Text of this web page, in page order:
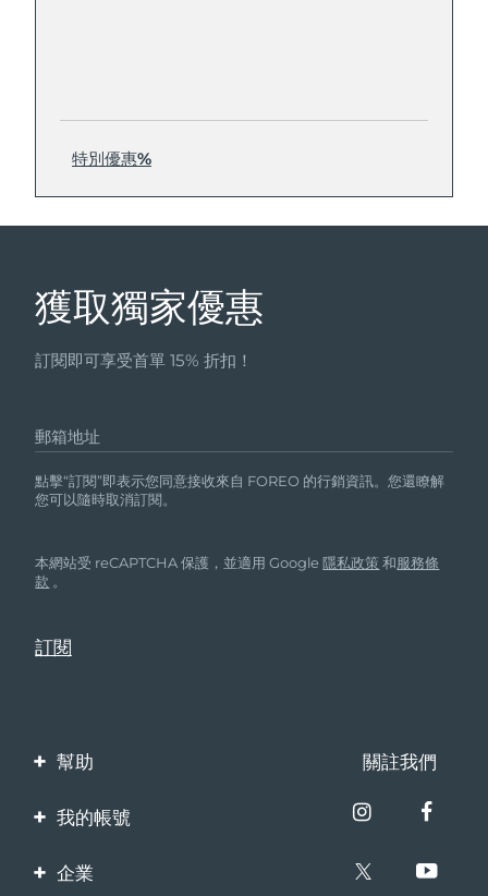
特別優惠%
獲取獨家優惠
訂閱即可享受首單 15% 折扣！
郵箱地址
點擊“訂閱”即表示您同意接收來自 FOREO 的行銷資訊。您還瞭解
您可以隨時取消訂閱。
本網站受 reCAPTCHA 保護，並適用 Google隱私政策 和服務條
款 。
幫助
聯繫我們
保修與退換貨
關註我們
我的帳號
產品註冊
企業